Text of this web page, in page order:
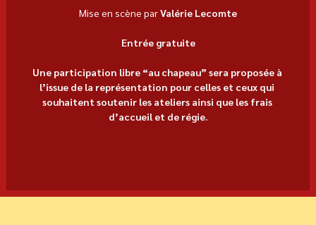
Mise en scène par Valérie Lecomte
Entrée gratuite
Une participation libre “au chapeau” sera proposée à
l’issue de la représentation pour celles et ceux qui
souhaitent soutenir les ateliers ainsi que les frais
d’accueil et de régie.